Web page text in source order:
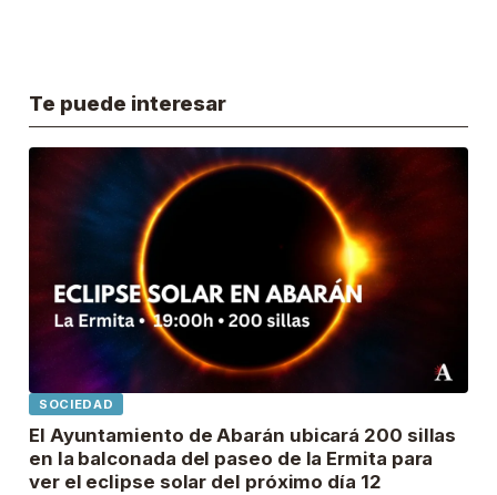
Te puede interesar
SOCIEDAD
El Ayuntamiento de Abarán ubicará 200 sillas
en la balconada del paseo de la Ermita para
ver el eclipse solar del próximo día 12